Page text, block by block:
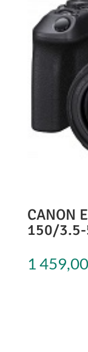
CANON
150/3.5-
1 459,00